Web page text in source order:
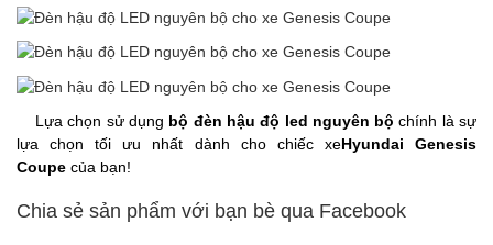
Lựa chọn sử dụng bộ đèn hậu độ led nguyên bộchính là sự
lựa chọn tối ưu nhất dành cho chiếc xeHyundai Genesis
Coupe của bạn!
Chia sẻ sản phẩm với bạn bè qua Facebook